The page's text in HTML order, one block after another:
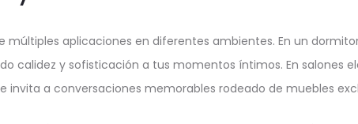
múltiples aplicaciones en diferentes ambientes. En un
calidez y sofisticación a tus momentos íntimos. En salones
a conversaciones memorables rodeado de muebles